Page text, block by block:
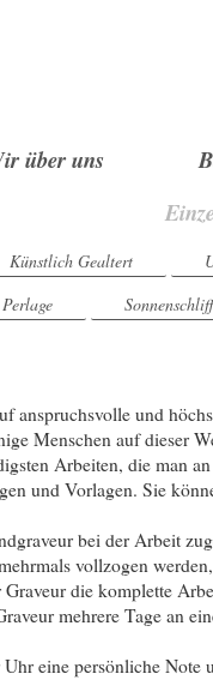
über uns
Künstlich Gealtert
Perlage Sonnenschliff
anspruchsvolle und
Menschen auf dieser
Arbeiten, die man
und Vorlagen. Sie
bei der Arbeit
vollzogen
Graveur die komplette
mehrere Tage an
eine persönliche Note